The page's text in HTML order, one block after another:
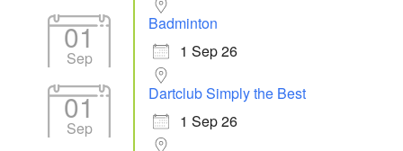
01
Sep
Badminton
1 Sep 26
01
Sep
Dartclub Simply the Best
1 Sep 26